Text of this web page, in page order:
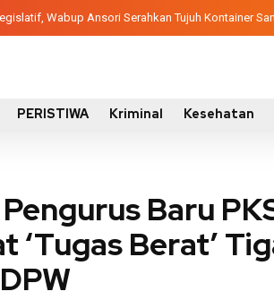
Legislatif, Wabup Ansori Serahkan Tujuh
Pembangunan 2026, Pemkab Sumbawa Luncurkan
PERISTIWA Kriminal Kesehatan
Baru
‘Tugas Berat’